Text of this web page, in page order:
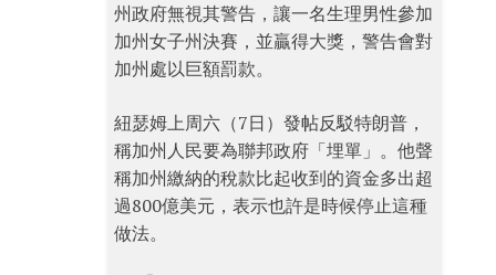
州政府無視其警告，讓一名生理男性參加
加州女子州決賽，並贏得大獎，警告會對
加州處以巨額罰款。
紐瑟姆上周六（7日）發帖反駁特朗普，
稱加州人民要為聯邦政府「埋單」。他聲
稱加州繳納的稅款比起收到的資金多出超
過800億美元，表示也許是時候停止這種
做法。